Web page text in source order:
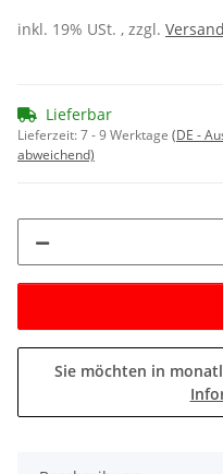
inkl. 19% USt. , zzgl. Versand
Lieferbar
Lieferzeit:7 - 9 Werktage (DE -
abweichend)
Sie möchten in